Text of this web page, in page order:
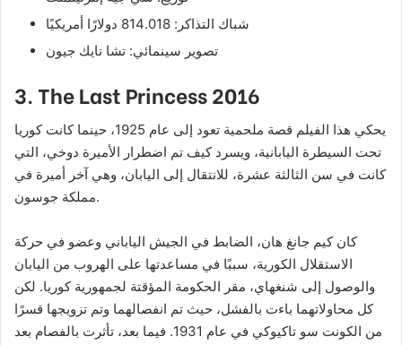
شباك التذاكر: 814.018 دولارًا أمريكيًا
تصوير سينمائي: تشا تايك جيون
3. The Last Princess 2016
يحكي هذا الفيلم قصة ملحمية تعود إلى عام 1925، حينما كانت كوريا
تحت السيطرة اليابانية، ويسرد كيف تم اضطرار الأميرة دوخي، التي
كانت في سن الثالثة عشرة، للانتقال إلى اليابان، وهي آخر أميرة في
مملكة جوسون.
كان كيم جانغ هان، الضابط في الجيش الياباني وعضو في حركة
الاستقلال الكورية، سببًا في مساعدتها على الهروب من اليابان
والوصول إلى شنغهاي، مقر الحكومة المؤقتة لجمهورية كوريا. لكن
كل محاولاتهما باءت بالفشل، حيث تم انفصالهما وتم تزويجها قسرًا
من الكونت سو تاكيوكي في عام 1931. فيما بعد، تأثرت بالفصام بعد